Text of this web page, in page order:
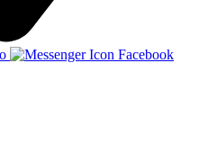
Facebook